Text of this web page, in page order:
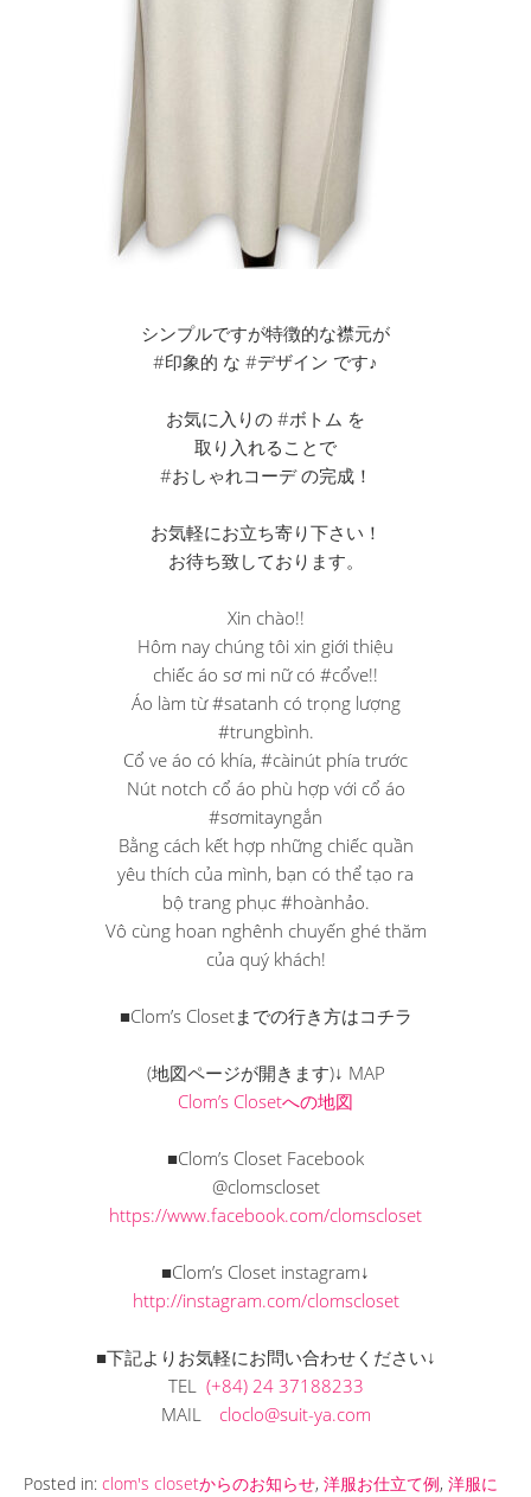
シンプルですが特徴的な襟元が
#印象的 な #デザイン です♪
お気に入りの #ボトム を
取り入れることで
#おしゃれコーデ の完成！
お気軽にお立ち寄り下さい！
お待ち致しております。
Xin chào!!
Hôm nay chúng tôi xin giới thiệu
chiếc áo sơ mi nữ có #cổve!!
Áo làm từ #satanh có trọng lượng
#trungbình.
Cổ ve áo có khía, #càinút phía trước
Nút notch cổ áo phù hợp với cổ áo
#sơmitayngắn
Bằng cách kết hợp những chiếc quần
yêu thích của mình, bạn có thể tạo ra
bộ trang phục #hoànhảo.
Vô cùng hoan nghênh chuyến ghé thăm
của quý khách!
■Clom’s Closetまでの行き方はコチラ
(地図ページが開きます)↓ MAP
Clom’s Closetへの地図
■Clom’s Closet Facebook
@clomscloset
https://www.facebook.com/clomscloset
■Clom’s Closet instagram↓
http://instagram.com/clomscloset
■下記よりお気軽にお問い合わせください↓
TEL (+84) 24 37188233
MAIL cloclo@suit-ya.com
Posted in: clom's closetからのお知らせ, 洋服お仕立て例, 洋服に